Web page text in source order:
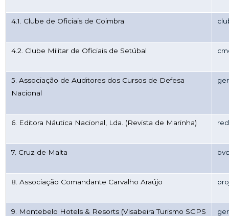
4.1. Clube de Oficiais de Coimbra
4.2. Clube Militar de Oficiais de Setúbal
5. Associação de Auditores dos Cursos de Defesa
Nacional
6. Editora Náutica Nacional, Lda. (Revista de Marinha)
7. Cruz de Malta
8. Associação Comandante Carvalho Araújo
9. Montebelo Hotels & Resorts (Visabeira Turismo SGPS